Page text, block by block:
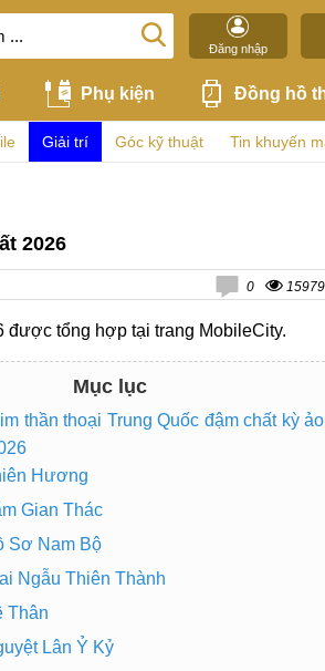
Đăng nhập
Phụ kiện Đồng hồ
Giải trí Góc kỹ thuật Tin khuyến
2026
0 15979
được tổng hợp tại trang MobileCity.
Mục lục
thần thoại Trung Quốc đậm chất kỳ ảo
Hương
Gian Thác
Sơ Nam Bộ
Ngẫu Thiên Thành
Thân
Lân Ỷ Kỷ